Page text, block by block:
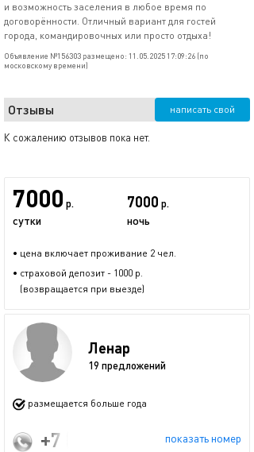
и возможность заселения в любое время по
договорённости. Отличный вариант для гостей
города, командировочных или просто отдыха!
Объявление №156303 размещено: 11.05.2025 17:09:26 (по
московскому времени)
Отзывы написать свой
К сожалению отзывов пока нет.
7000 р.
сутки
7000 р.
ночь
• цена включает проживание 2 чел.
• страховой депозит - 1000 р.
(возвращается при выезде)
Ленар
19 предложений
размещается больше года
показать номер
+7 (909) 308-29-90